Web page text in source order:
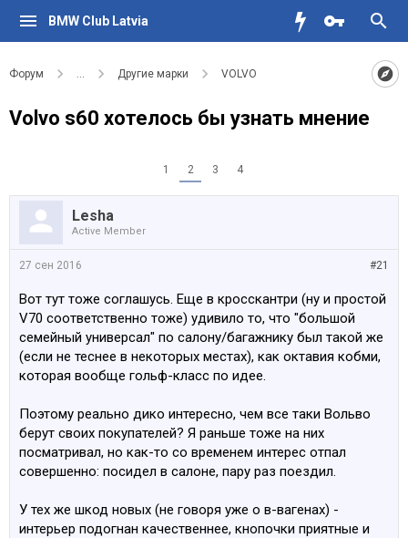
BMW Club Latvia
Форум ... Другие марки VOLVO
Volvo s60 хотелось бы узнать мнение
1 2 3 4
Lesha
Active Member
#21
27 сен 2016
Вот тут тоже соглашусь. Еще в кросскантри (ну и простой
V70 соответственно тоже) удивило то, что "большой
семейный универсал" по салону/багажнику был такой же
(если не теснее в некоторых местах), как октавия кобми,
которая вообще гольф-класс по идее.
Поэтому реально дико интересно, чем все таки Вольво
берут своих покупателей? Я раньше тоже на них
посматривал, но как-то со временем интерес отпал
совершенно: посидел в салоне, пару раз поездил.
У тех же шкод новых (не говоря уже о в-вагенах) -
интерьер подогнан качественнее, кнопочки приятные и